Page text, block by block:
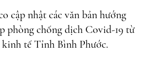
cập nhật các văn bản hướng
phòng chống dịch Covid-19 từ
tế Tỉnh Bình Phước.